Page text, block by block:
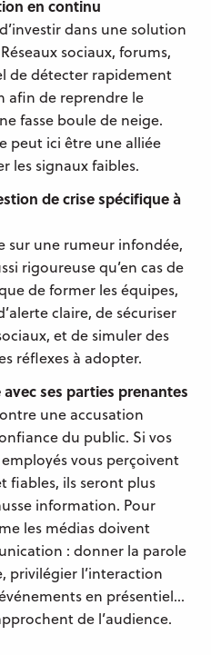
en continu
dans une solution
sociaux, forums,
de détecter rapidement
afin de reprendre le
fasse boule de neige.
peut ici être une alliée
les signaux faibles.
de crise spécifique à
sur une rumeur infondée,
rigoureuse qu’en cas de
de former les équipes,
claire, de sécuriser
et de simuler des
réflexes à adopter.
ses parties prenantes
une accusation
du public. Si vos
vous perçoivent
fiables, ils seront plus
information. Pour
les médias doivent
: donner la parole
privilégier l’interaction
en présentiel…
de l’audience.